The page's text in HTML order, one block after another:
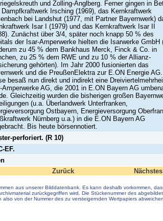
und Zolling-Anglberg. Ferner gingen in
Dampfkraftwerk Irsching (1969), das Kernkraftwerk
bei Landshut (1977, mit Partner Bayernwerk)
Isar I (1979) und das Kernkraftwerk Isar II
Zunächst über 3/4, später noch knapp 50 % des
der Isar-Amperwerke hielten die Isarwerke GmbH
zu 45 % dem Bankhaus Merck, Finck & Co. in
zu 25 % dem RWE und zu 10 % der Allianz-
gehörten). Im Jahr 2000 fusionierten das
und die PreußenElektra zur E.ON Energie AG.
besaß nun direkt und indirekt eine
Amperwerke AG, die 2001 in E.ON Bayern AG
Gleichzeitig wurden die bisherigen großen
(u.a. Überlandwerk Unterfranken,
Ostbayern, Energieversorgung
Nürnberg u.a.) in die E.ON Bayern AG
Bis heute börsennotiert.
perforiert. (R 10)
EF.
Zurück
aus unserer Bilddatenbank. Es kann deshalb vorkommen,
zurückgegriffen wird. Die Stückenummer des
also von der Nummer des zu versteigernden Wertpapiers abweichen.